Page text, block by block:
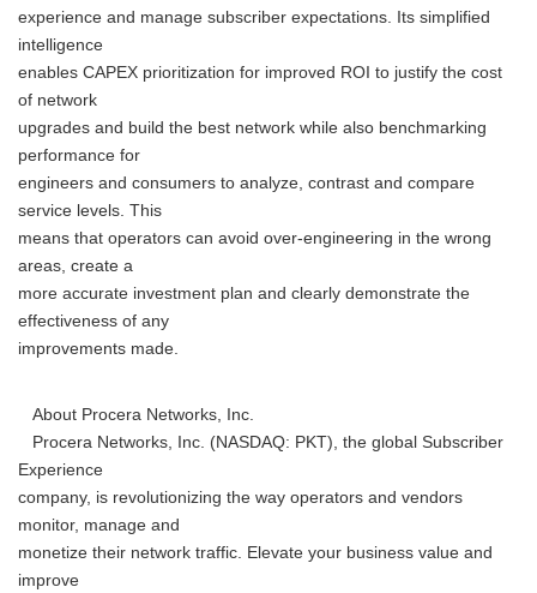
experience and manage subscriber expectations. Its simplified
intelligence
enables CAPEX prioritization for improved ROI to justify the cost
of network
upgrades and build the best network while also benchmarking
performance for
engineers and consumers to analyze, contrast and compare
service levels. This
means that operators can avoid over-engineering in the wrong
areas, create a
more accurate investment plan and clearly demonstrate the
effectiveness of any
improvements made.
About Procera Networks, Inc.
Procera Networks, Inc. (NASDAQ: PKT), the global Subscriber
Experience
company, is revolutionizing the way operators and vendors
monitor, manage and
monetize their network traffic. Elevate your business value and
improve